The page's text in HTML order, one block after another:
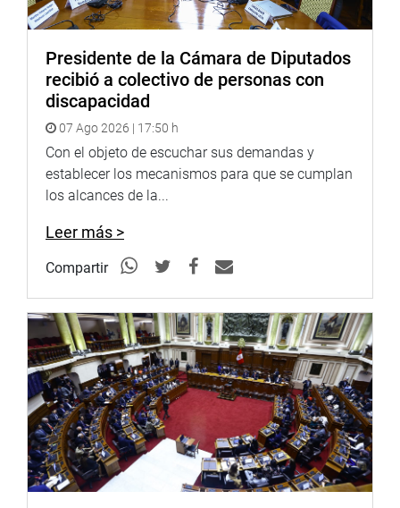
y Finanzas y Roel Sánchez, gobernador regional de
OFICINA DE COMUNICACIONES E IMAGEN
INSTITUCIONAL
Presidente de la Cámara de Diputados
recibió a colectivo de personas con
discapacidad
07 Ago 2026 | 17:50 h
Con el objeto de escuchar sus demandas y
establecer los mecanismos para que se cumplan
los alcances de la...
Leer más >
Compartir